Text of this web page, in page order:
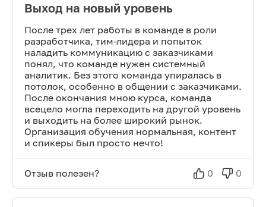
Выход на новый уровень
После трех лет работы в команде в роли
разработчика, тим-лидера и попыток
наладить коммуникацию с заказчиками
понял, что команде нужен системный
аналитик. Без этого команда упиралась в
потолок, особенно в общении с заказчиками.
После окончания мною курса, команда
всецело могла переходить на другой уровень
и выходить на более широкий рынок.
Организация обучения нормальная, контент
и спикеры был просто нечто!
Отзыв полезен? 0 0